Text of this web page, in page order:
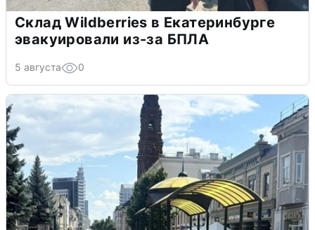
Склад Wildberries в Екатеринбурге
эвакуировали из-за БПЛА
5 августа 0